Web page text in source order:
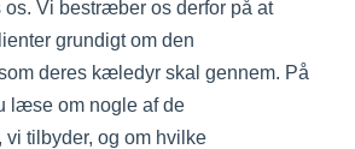
Vi bestræber os derfor på at
grundigt om den
deres kæledyr skal gennem. På
læse om nogle af de
vi tilbyder, og om hvilke